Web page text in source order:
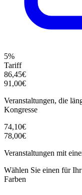
5%
Tariff
86,45€
91,00€
Veranstaltungen, die
Kongresse
74,10€
78,00€
Veranstaltungen mit
Wählen Sie einen für
Farben